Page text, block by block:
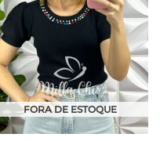
podem
ser
escolhidas
na
página
do
produto
FORA DE ESTOQUE